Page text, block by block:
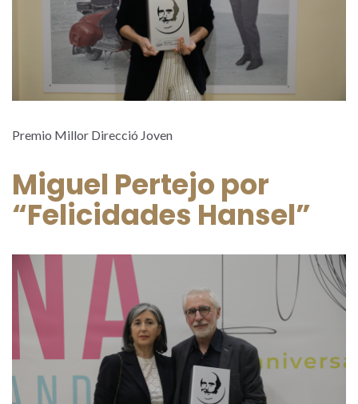
Premio Millor Direcció Joven
Miguel Pertejo por
“Felicidades Hansel”